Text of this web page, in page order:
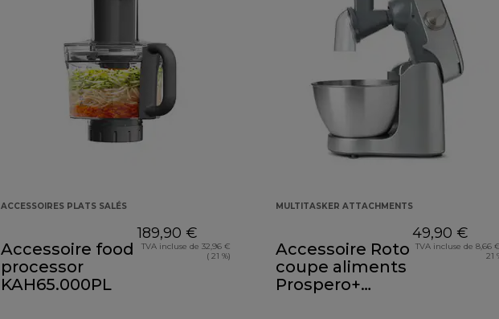
ACCESSOIRES PLATS SALÉS
Accessoire food
processor
KAH65.000PL
189,90 €
TVA incluse de 32,96 €
( 21 %)
MULTITASKER ATTACHMENTS
Accessoire Roto
coupe aliments
Prospero+
49,90 €
TVA incluse de 8,66
21